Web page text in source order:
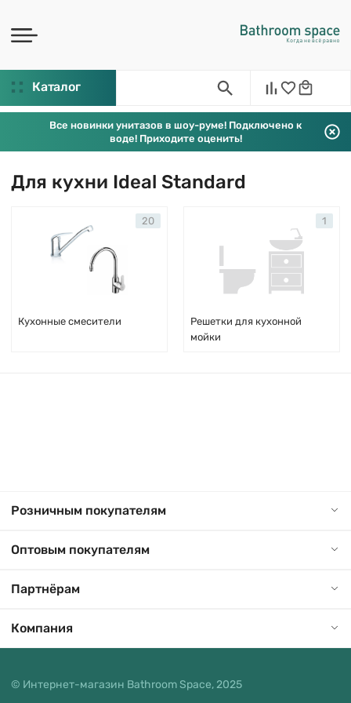
Каталог
Все новинки унитазов в шоу-руме! Подключено к
воде! Приходите оценить!
Для кухни Ideal Standard
Кухонные смесители
20
Решетки для кухонной
мойки
1
Розничным покупателям
Оптовым покупателям
Партнёрам
Компания
© Интернет-магазин Bathroom Space, 2025